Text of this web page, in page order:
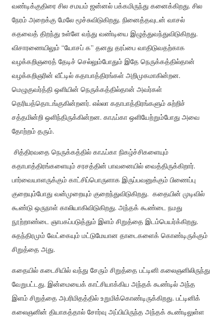
வண்டிக்குதிரை சில சமயம் ஜன்னல் பக்கமிருந்து கனைக்கிறது. சில
நேரம் அறைக்கு மேலே மூச்சுவிடுகிறது. நினைத்தவுடன் வாசல்
கதவைத் திறந்து உள்ளே வந்து வண்டியை இழுத்துவந்துவிடுகிறது.
விசாரணையிலும் “யோசப் க” தனது தரப்பை வாதிடுவதற்காக
வழக்கறிஞரைத் தேடிச் செல்லும்போதும் இதே நெருக்கத்தில்தான்
வழக்கறிஞரின் வீட்டில் கதாபாத்திரங்கள் அறிமுகமாகின்றன.
மெழுகுவர்த்தி ஒளியின் நெருக்கத்தில்தான் அவர்கள்
தெரியத்தொடங்குகின்றனர். எல்லா கதாபாத்திரங்களும் சுற்றிச்
சத்தமின்றி ஒளிந்திருக்கின்றன. காஃப்கா ஒளியேற்றும்போது அவை
தோற்றம் தரும்.
சித்திரவதை நெருக்கத்தில் காஃப்கா நிகழ்ச்சிகளையும்
கதாபாத்திரங்களையும் சரசத்தின் பாவனையில் வைத்திருக்கிறார்.
பார்வையாளருக்கும் காட்சிப்பொருளாக இருப்பவனுக்கும் பிணைப்பு
குறையும்போது வன்முறையும் குறைந்துவிடுகிறது. கதையின் முடிவில்
கூண்டு ஒருநாள் காலியாகிவிடுகிறது. அந்தக் கூண்டை நமது
நூற்றாண்டை ஞாபகப்படுத்தும் இளம் சிறுத்தை இடம்பெயர்க்கிறது.
சுதந்திரமும் வேட்கையும் மட்டுமேயான தாடைகளைக் கொண்டிருக்கும்
சிறுத்தை அது.
கதையில் கடைசியில் வந்து சேரும் சிறுத்தை பட்டினி கலைஞனிலிருந்து
வேறுபட்டது. இன்மையைக் காட்சியாக்கிய அந்தக் கூண்டில் அந்த
இளம் சிறுத்தை அபரிமிதத்தில் உறுமிக்கொண்டிருக்கிறது. பட்டினிக்
கலைஞனின் தியாகத்தால் சோர்வு அப்பியிருந்த அந்தக் கூண்டிலுள்ள